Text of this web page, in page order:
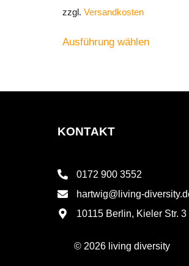
zzgl. Versandkosten
Ausführung wählen
KONTAKT
0172 900 3552
hartwig@living-
10115 Berlin, Kieler Str. 3
© 2026 living diversity